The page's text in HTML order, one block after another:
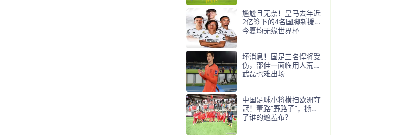
尴尬且无奈！皇马去年近
2亿签下的4名国脚新援，
今夏均无缘世界杯
坏消息！国足三名悍将受
伤，邵佳一面临用人荒，
武磊也难出场
中国足球小将横扫欧洲夺
冠！董路“野路子”，撕开
了谁的遮羞布？